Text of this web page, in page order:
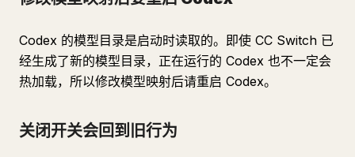
Codex 的模型目录是启动时读取的。即使 CC Switch 已
经生成了新的模型目录，正在运行的 Codex 也不一定会
热加载，所以修改模型映射后请重启 Codex。
关闭开关会回到旧行为